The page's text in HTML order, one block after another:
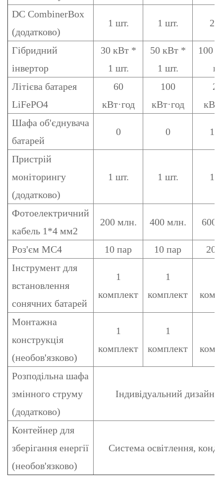
DC CombinerBox
(додатково)
1 шт. 1 шт. 2
Гібридний
інвертор
30 кВт *
1 шт.
50 кВт *
1 шт.
100
Літієва батарея
LiFePO4
60
кВт·год
100
кВт·год
Шафа об'єднувача
батарей
0 0 1
Пристрій
моніторингу
(додатково)
1 шт. 1 шт. 1
Фотоелектричний
кабель 1*4 мм2
200 млн. 400 млн. 600
Роз'єм MC4 10 пар 10 пар
20
Інструмент для
встановлення
сонячних батарей
1
комплект
1
комплект
Монтажна
конструкція
(необов'язково)
1
комплект
1
комплект
Розподільна шафа
змінного струму
(додатково)
Індивідуальний дизайн
Контейнер для
зберігання енергії
(необов'язково)
Система освітлення,